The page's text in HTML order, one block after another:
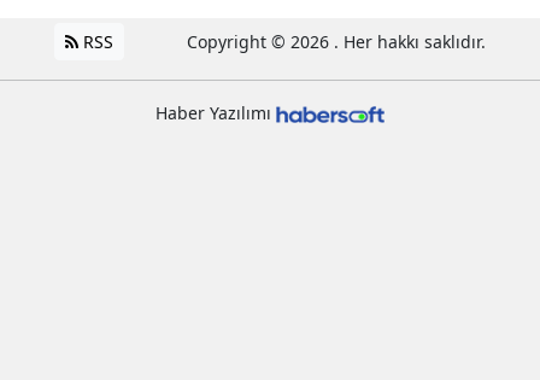
RSS Copyright © 2026 . Her hakkı saklıdır.
Haber Yazılımı